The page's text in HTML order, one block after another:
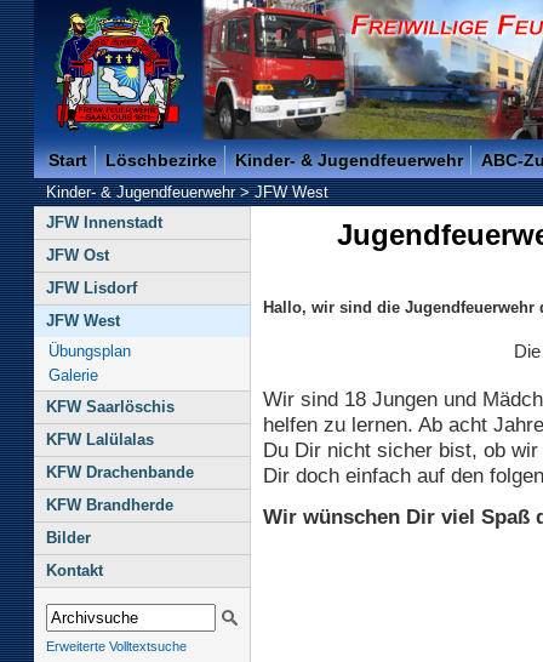
Freiwillige Feuerwehr der Kreisstadt Saarlouis -
Start Löschbezirke Kinder- & Jugendfeuerwehr ABC-
Kinder- & Jugendfeuerwehr>JFW West
JFW Innenstadt
JFW Ost
JFW Lisdorf
JFW West
Übungsplan
Galerie
KFW Saarlöschis
KFW Lalülalas
KFW Drachenbande
KFW Brandherde
Bilder
Kontakt
Erweiterte Volltextsuche
Hallo, wir sind die Jugendfeuerwehr
Wir sind 18 Jungen und
helfen zu lernen. Ab acht
Du Dir nicht sicher bist, ob
Dir doch einfach auf den
Wir wünschen Dir viel Spaß